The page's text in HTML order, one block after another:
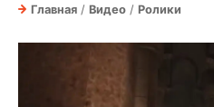
Главная / Видео / Ролики